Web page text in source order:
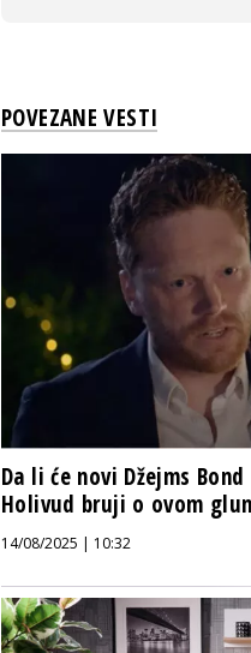
POVEZANE VESTI
Da li će novi Džejms
Holivud bruji o ovom
14/08/2025 | 10:32